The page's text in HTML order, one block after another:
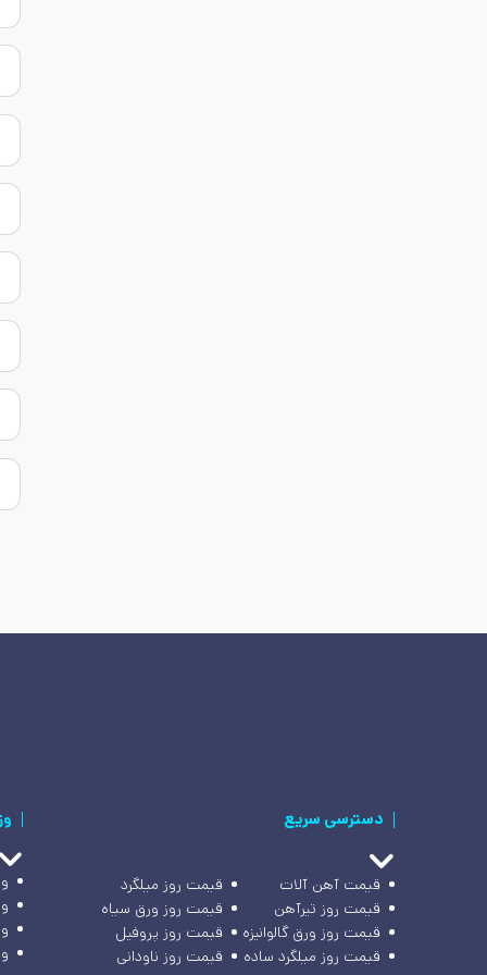
دسترسی سریع
قیمت آهن آلات
قیمت روز میلگرد
قیمت روز تیرآهن
قیمت روز ورق سیاه
قیمت روز ورق گالوانیزه
قیمت روز پروفیل
قیمت روز میلگرد ساده
قیمت روز ناودانی